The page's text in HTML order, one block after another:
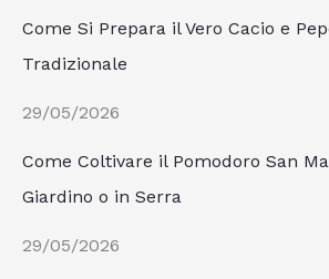
Come Si Prepara il Vero Cacio e
Tradizionale
29/05/2026
Come Coltivare il Pomodoro San
Giardino o in Serra
29/05/2026